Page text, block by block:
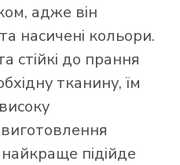
адже він
насичені кольори.
стійкі до прання
тканину, їм
виготовлення
підійде